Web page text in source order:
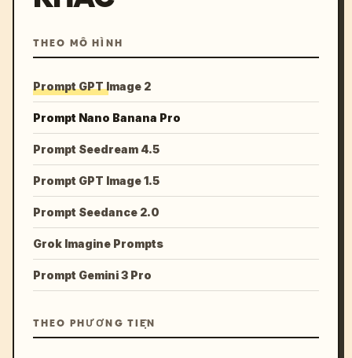
THEO MÔ HÌNH
Prompt GPT Image 2
Prompt Nano Banana Pro
Prompt Seedream 4.5
Prompt GPT Image 1.5
Prompt Seedance 2.0
Grok Imagine Prompts
Prompt Gemini 3 Pro
THEO PHƯƠNG TIỆN